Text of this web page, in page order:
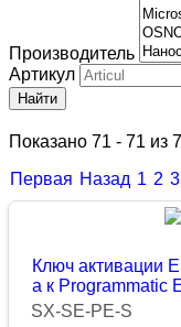
Производитель
Артикул
Найти
Показано 71 - 71 из
Первая Назад 1 2 3
Ключ активации
а к Programmatic
SX-SE-PE-S